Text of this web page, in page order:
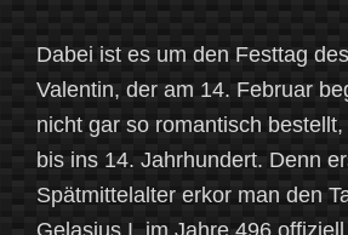
Dabei ist es um den Festtag
Valentin, der am 14. Februar
nicht gar so romantisch
bis ins 14. Jahrhundert. Denn
Spätmittelalter erkor man den
Gelasius I. im Jahre 496